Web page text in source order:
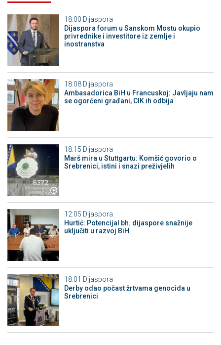
18:00 Dijaspora
Dijaspora forum u Sanskom Mostu okupio
privrednike i investitore iz zemlje i
inostranstva
18:08 Dijaspora
Ambasadorica BiH u Francuskoj: Javljaju nam
se ogorčeni građani, CIK ih odbija
18:15 Dijaspora
Marš mira u Stuttgartu: Komšić govorio o
Srebrenici, istini i snazi preživjelih
12:05 Dijaspora
Hurtić: Potencijal bh. dijaspore snažnije
uključiti u razvoj BiH
18:01 Dijaspora
Derby odao počast žrtvama genocida u
Srebrenici